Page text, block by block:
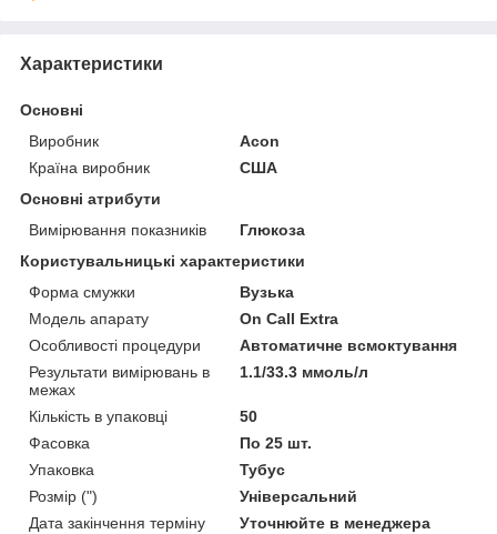
Характеристики
Основні
Виробник
Acon
Країна виробник
США
Основні атрибути
Вимірювання показників
Глюкоза
Користувальницькі характеристики
Форма смужки
Вузька
Модель апарату
On Call Extra
Особливості процедури
Автоматичне всмоктування
Результати вимірювань в
межах
1.1/33.3 ммоль/л
Кількість в упаковці
50
Фасовка
По 25 шт.
Упаковка
Тубус
Розмір (")
Універсальний
Дата закінчення терміну
Уточнюйте в менеджера